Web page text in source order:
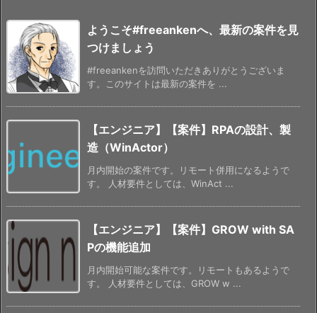
ようこそ#freeankenへ、最新の案件を見
つけましょう
#freeankenを訪問いただきありがとうございま
す。このサイトは最新の案件を ...
【エンジニア】【案件】RPAの設計、製
造（WinActor）
月内開始の案件です。リモート併用になるようで
す。 人材要件としては、WinAct ...
【エンジニア】【案件】GROW with SA
Pの機能追加
月内開始可能な案件です。リモートもあるようで
す。 人材要件としては、GROW w ...